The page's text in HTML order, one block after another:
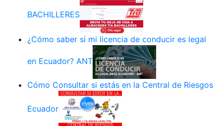
BACHILLERES
¿Cómo saber si mi licencia de conducir es legal
en Ecuador? ANT
Cómo Consultar si estás en la Central de Riesgos
Ecuador